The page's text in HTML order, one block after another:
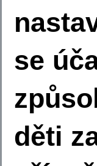
se
děti